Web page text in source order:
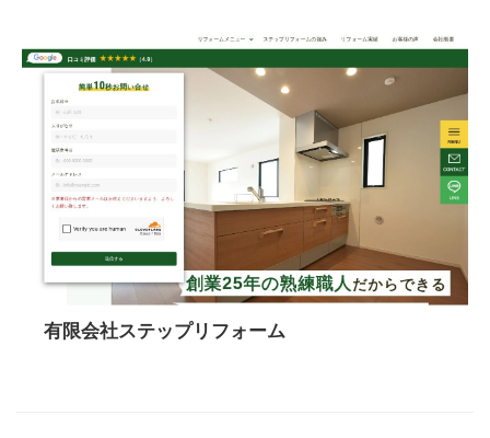
有限会社ステップリフォーム